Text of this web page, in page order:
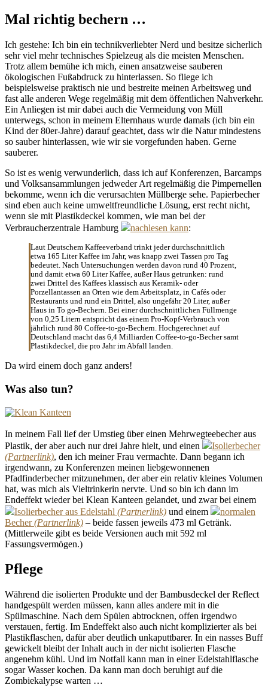
Mal richtig bechern …
Ich gestehe: Ich bin ein technikverliebter Nerd und besitze sicherlich
sehr viel mehr technisches Spielzeug als die meisten Menschen.
Trotz allem bemühe ich mich, einen ansatzweise sauberen
ökologischen Fußabdruck zu hinterlassen. So fliege ich
beispielsweise praktisch nie und bestreite meinen Arbeitsweg und
fast alle anderen Wege regelmäßig mit dem öffentlichen Nahverkehr.
Ein Anliegen ist mir dabei auch die Vermeidung von Müll
unterwegs, schon in meinem Elternhaus wurde damals (ich bin ein
Kind der 80er-Jahre) darauf geachtet, dass wir die Natur mindestens
so sauber hinterlassen, wie wir sie vorgefunden haben. Gerne
sauberer.
So ist es wenig verwunderlich, dass ich auf Konferenzen, Barcamps
und Volksansammlungen jedweder Art regelmäßig die Pimpernellen
bekomme, wenn ich die verursachten Müllberge sehe. Papierbecher
sind eben auch keine umweltfreundliche Lösung, erst recht nicht,
wenn sie mit Plastikdeckel kommen, wie man bei der
Verbraucherzentrale Hamburg
nachlesen kann:
Laut Deutschem Kaffeeverband trinkt jeder durchschnittlich
etwa 165 Liter Kaffee im Jahr, was knapp zwei Tassen pro Tag
bedeutet. Nach Untersuchungen werden davon rund 40 Prozent,
und damit etwa 60 Liter Kaffee, außer Haus getrunken: rund
zwei Drittel des Kaffees klassisch aus Keramik- oder
Porzellantassen an Orten wie dem Arbeitsplatz, in Cafés oder
Restaurants und rund ein Drittel, also ungefähr 20 Liter, außer
Haus in To go-Bechern. Bei einer durchschnittlichen Füllmenge
von 0,25 Litern entspricht das einem Pro-Kopf-Verbrauch von
jährlich rund 80 Coffee-to-go-Bechern. Hochgerechnet auf
Deutschland macht das 6,4 Milliarden Coffee-to-go-Becher samt
Plastikdeckel, die pro Jahr im Abfall landen.
Da wird einem doch ganz anders!
Was also tun?
In meinem Fall lief der Umstieg über einen Mehrwegteebecher aus
Plastik, der aber auch nur drei Jahre hielt, und einen
Isolierbecher
, den ich meiner Frau vermachte. Dann begann ich
irgendwann, zu Konferenzen meinen liebgewonnenen
Pfadfinderbecher mitzunehmen, der aber ein relativ kleines Volumen
hat, was mich als Vieltrinkerin nervte. Und so bin ich dann im
Endeffekt wieder bei Klean Kanteen gelandet, und zwar bei einem
Isolierbecher aus Edelstahl
und einem
normalen
Becher
– beide fassen jeweils 473 ml Getränk.
(Mittlerweile gibt es beide Versionen auch mit 592 ml
Fassungsvermögen.)
Pflege
Während die isolierten Produkte und der Bambusdeckel der Reflect
handgespült werden müssen, kann alles andere mit in die
Spülmaschine. Nach dem Spülen abtrocknen, offen irgendwo
verstauen, fertig. Im Endeffekt also auch nicht komplizierter als bei
Plastikflaschen, dafür aber deutlich unkaputtbarer. In ein nasses Buff
gewickelt bleibt der Inhalt auch in der nicht isolierten Flasche
angenehm kühl. Und im Notfall kann man in einer Edelstahlflasche
sogar Wasser kochen. Da kann man doch beruhigt auf die
Zombiekalypse warten …